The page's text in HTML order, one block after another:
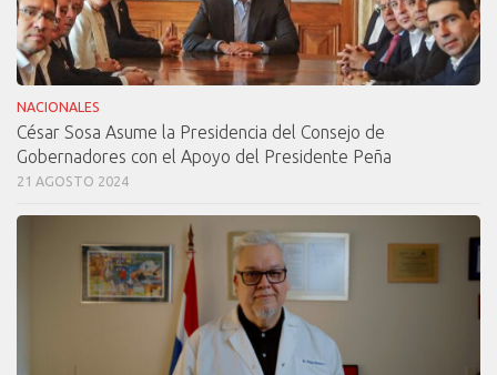
NACIONALES
César Sosa Asume la Presidencia del Consejo de
Gobernadores con el Apoyo del Presidente Peña
21 AGOSTO 2024